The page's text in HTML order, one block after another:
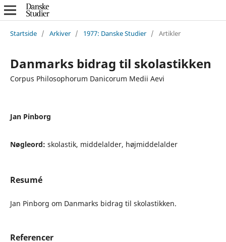
Startside / Arkiver / 1977: Danske Studier / Artikler
Danmarks bidrag til skolastikken
Corpus Philosophorum Danicorum Medii Aevi
Jan Pinborg
Nøgleord: skolastik, middelalder, højmiddelalder
Resumé
Jan Pinborg om Danmarks bidrag til skolastikken.
Referencer